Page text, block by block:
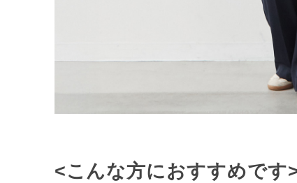
<こんな方におすすめです